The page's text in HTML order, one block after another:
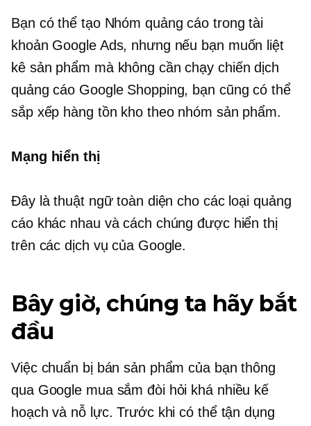
Bạn có thể tạo Nhóm quảng cáo trong tài
khoản Google Ads, nhưng nếu bạn muốn liệt
kê sản phẩm mà không cần chạy chiến dịch
quảng cáo Google Shopping, bạn cũng có thể
sắp xếp hàng tồn kho theo nhóm sản phẩm.
Mạng hiển thị
Đây là thuật ngữ toàn diện cho các loại quảng
cáo khác nhau và cách chúng được hiển thị
trên các dịch vụ của Google.
Bây giờ, chúng ta hãy bắt
đầu
Việc chuẩn bị bán sản phẩm của bạn thông
qua Google mua sắm đòi hỏi khá nhiều kế
hoạch và nỗ lực. Trước khi có thể tận dụng